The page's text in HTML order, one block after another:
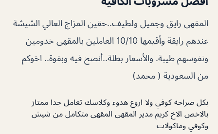
المقهى رايق وجميل ولطيف..حقين المزاج العالي الشيشة
عندهم رايقة وأقيمها 10/10 العاملين بالمقهى خدومين
ونفوسهم طيبة. والأسعار بطلة..أنصح فيه وبقوة.. اخوكم
من السعودية ( محمد)
بكل صراحه كوفي ولا اروع هدوء وكلاسك تعامل جدا ممتاز
بالاخص الاخ كريم مدير المقهى المقهى متكامل من شيش
وكوفي وماكولات